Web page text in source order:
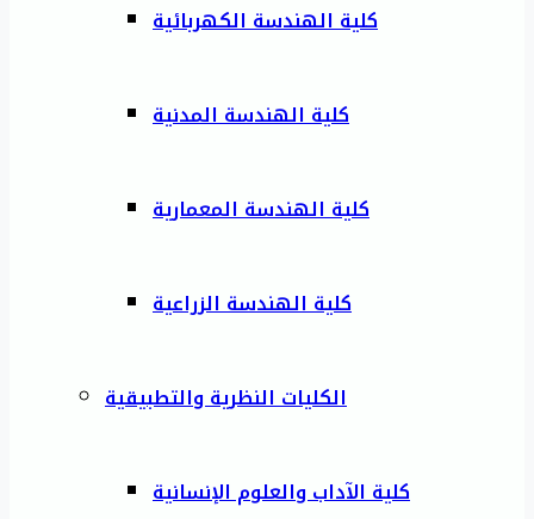
كلية الهندسة الكهربائية
كلية الهندسة المدنية
كلية الهندسة المعمارية
كلية الهندسة الزراعية
الكليات النظرية والتطبيقية
كلية الآداب والعلوم الإنسانية